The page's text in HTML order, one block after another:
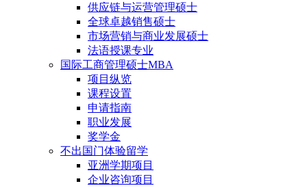
供应链与运营管理硕士
全球卓越销售硕士
市场营销与商业发展硕士
法语授课专业
国际工商管理硕士MBA
项目纵览
课程设置
申请指南
职业发展
奖学金
不出国门体验留学
亚洲学期项目
企业咨询项目